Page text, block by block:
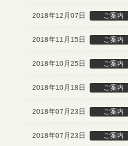
2018年12月07日 ご案内
2018年11月15日 ご案内
2018年10月25日 ご案内
2018年10月18日 ご案内
2018年07月23日 ご案内
2018年07月23日 ご案内